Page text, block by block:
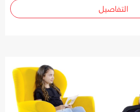
التفاصيل